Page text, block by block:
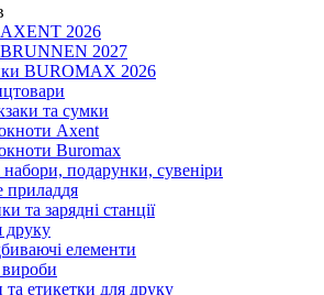
AXENT 2026
BRUNNEN 2027
BUROMAX 2026
та сумки
Axent
Buromax
набори, подарунки, сувеніри
приладдя
та зарядні станції
друку
елементи
етикетки для друку